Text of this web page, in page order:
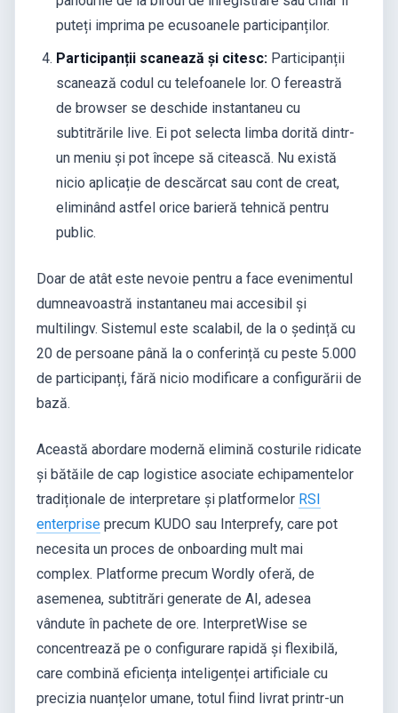
puteți imprima pe ecusoanele participanților.
Participanții scanează și citesc: Participanții
scanează codul cu telefoanele lor. O fereastră
de browser se deschide instantaneu cu
subtitrările live. Ei pot selecta limba dorită dintr-
un meniu și pot începe să citească. Nu există
nicio aplicație de descărcat sau cont de creat,
eliminând astfel orice barieră tehnică pentru
public.
Doar de atât este nevoie pentru a face evenimentul
dumneavoastră instantaneu mai accesibil și
multilingv. Sistemul este scalabil, de la o ședință cu
20 de persoane până la o conferință cu peste 5.000
de participanți, fără nicio modificare a configurării de
bază.
Această abordare modernă elimină costurile ridicate
și bătăile de cap logistice asociate echipamentelor
tradiționale de interpretare și platformelor RSI
enterprise precum KUDO sau Interprefy, care pot
necesita un proces de onboarding mult mai
complex. Platforme precum Wordly oferă, de
asemenea, subtitrări generate de AI, adesea
vândute în pachete de ore. InterpretWise se
concentrează pe o configurare rapidă și flexibilă,
care combină eficiența inteligenței artificiale cu
precizia nuanțelor umane, totul fiind livrat printr-un